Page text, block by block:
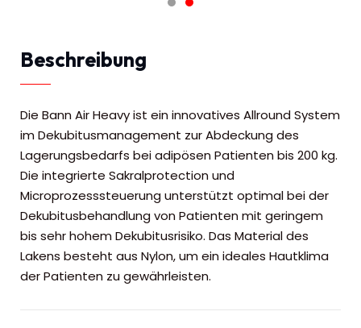
Beschreibung
Die Bann Air Heavy ist ein innovatives Allround System
im Dekubitusmanagement zur Abdeckung des
Lagerungsbedarfs bei adipösen Patienten bis 200 kg.
Die integrierte Sakralprotection und
Microprozesssteuerung unterstützt optimal bei der
Dekubitusbehandlung von Patienten mit geringem
bis sehr hohem Dekubitusrisiko. Das Material des
Lakens besteht aus Nylon, um ein ideales Hautklima
der Patienten zu gewährleisten.